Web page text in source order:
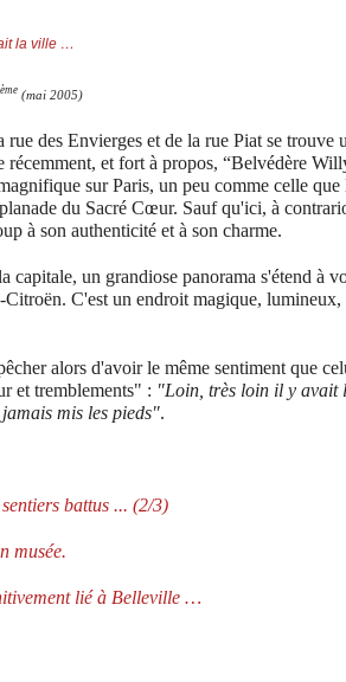
ème (mai 2005)
rue des Envierges et de la rue Piat se trouve
récemment, et fort à propos, “Belvédère
sur Paris, un peu comme celle
du Sacré Cœur. Sauf qu'ici, à
à son authenticité et à son charme.
capitale, un grandiose panorama s'étend à
C'est un endroit magique,
alors d'avoir le même sentiment que
et tremblements" : "Loin, très loin il y
mis les pieds".
battus ... (2/3)
musée.
lié à Belleville …